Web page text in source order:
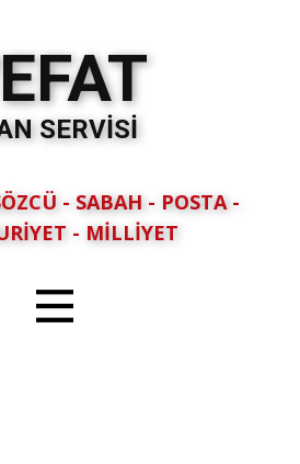
SERVİSİ
- SABAH - POSTA -
- MİLLİYET